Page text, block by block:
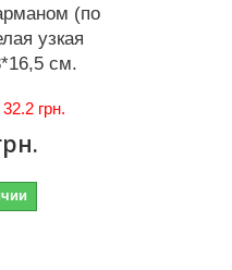
(по
узкая
см.
32.2 грн.